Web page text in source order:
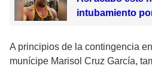
intubamiento
A principios de la contingencia
munícipe Marisol Cruz García,